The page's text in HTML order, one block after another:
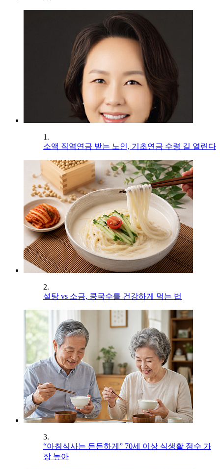
1.
소액 직역연금 받는 노인, 기초연금 수령 길 열린다
2.
설탕 vs 소금, 콩국수를 건강하게 먹는 법
3.
“아침식사는 든든하게” 70세 이상 식생활 점수 가
장 높아